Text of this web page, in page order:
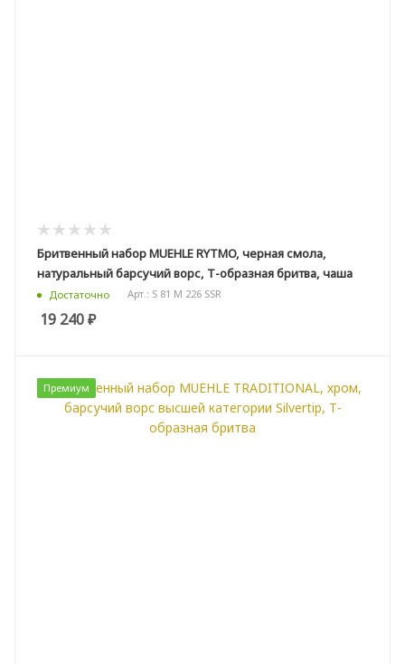
Бритвенный набор MUEHLE RYTMO, черная смола,
натуральный барсучий ворс, Т-образная бритва, чаша
Достаточно Арт.: S 81 M 226 SSR
19 240₽
Премиум